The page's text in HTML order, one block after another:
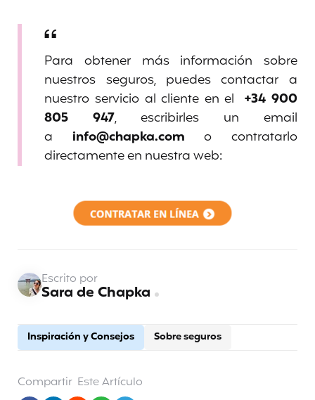
Para obtener más información sobre
nuestros seguros, puedes contactar a
nuestro servicio al cliente en el+34 900
805 947, escribirles un email
a info@chapka.com o contratarlo
directamente en nuestra web:
Inspiración y Consejos Sobre seguros
Escrito por
Sara de Chapka
Compartir Este Artículo